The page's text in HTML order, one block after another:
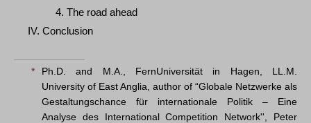
4. The road ahead
IV. Conclusion
*
Ph.D. and M.A., FernUniversität in Hagen, LL.M.
University of East Anglia, author of “Globale Netzwerke als
Gestaltungschance für internationale Politik – Eine
Analyse des International Competition Network'', Peter